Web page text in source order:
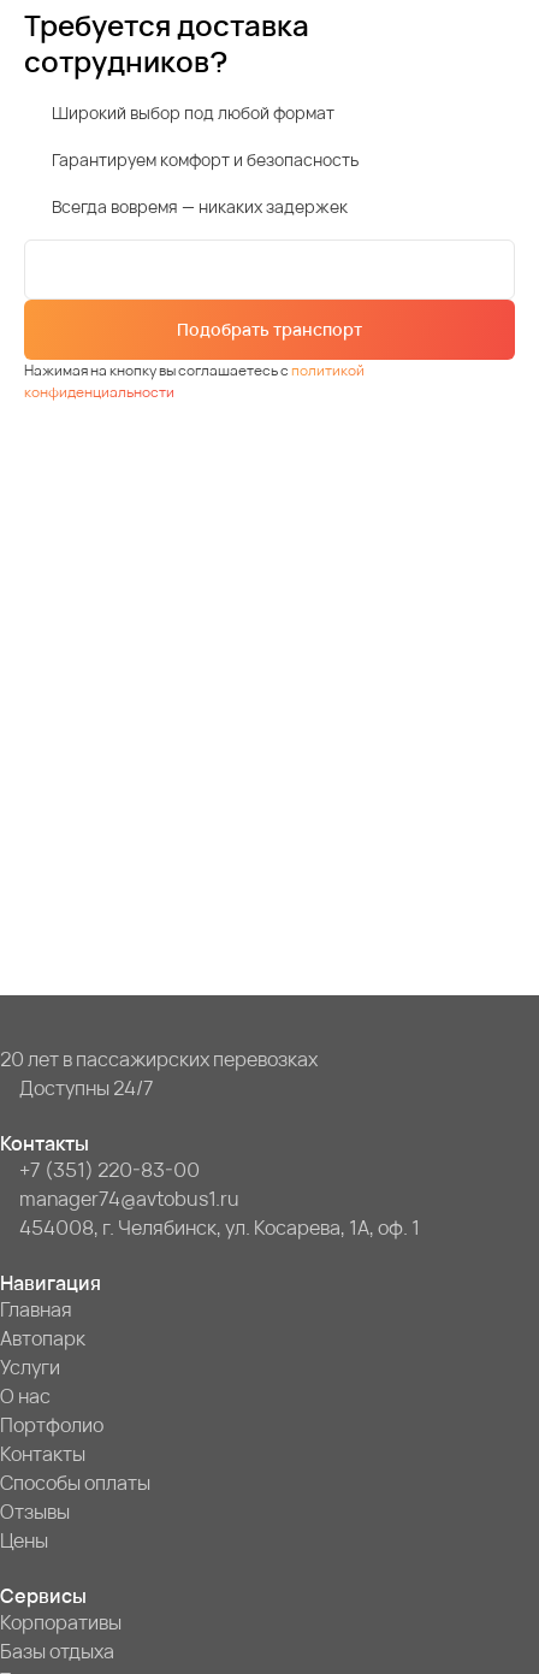
Требуется доставка
сотрудников?
Широкий выбор под любой формат
Гарантируем комфорт и безопасность
Всегда вовремя — никаких задержек
Подобрать транспорт
Нажимая на кнопку вы соглашаетесь сполитикой
конфиденциальности
20 лет в пассажирских перевозках
Доступны 24/7
Контакты
+7 (351) 220-83-00
manager74@avtobus1.ru
454008, г. Челябинск, ул. Косарева, 1А, оф. 1
Навигация
Главная
Автопарк
Услуги
О нас
Портфолио
Контакты
Способы оплаты
Отзывы
Цены
Сервисы
Корпоративы
Базы отдыха